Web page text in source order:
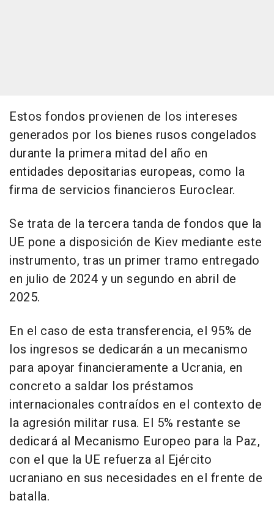
Estos fondos provienen de los intereses
generados por los bienes rusos congelados
durante la primera mitad del año en
entidades depositarias europeas, como la
firma de servicios financieros Euroclear.
Se trata de la tercera tanda de fondos que la
UE pone a disposición de Kiev mediante este
instrumento, tras un primer tramo entregado
en julio de 2024 y un segundo en abril de
2025.
En el caso de esta transferencia, el 95% de
los ingresos se dedicarán a un mecanismo
para apoyar financieramente a Ucrania, en
concreto a saldar los préstamos
internacionales contraídos en el contexto de
la agresión militar rusa. El 5% restante se
dedicará al Mecanismo Europeo para la Paz,
con el que la UE refuerza al Ejército
ucraniano en sus necesidades en el frente de
batalla.